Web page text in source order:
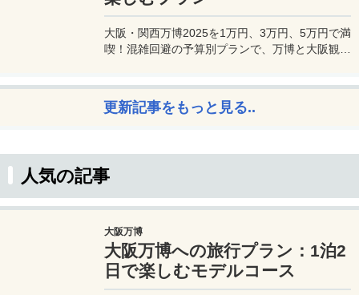
大阪・関西万博2025を1万円、3万円、5万円で満
喫！混雑回避の予算別プランで、万博と大阪観光
更新記事をもっと見る..
人気の記事
大阪万博
大阪万博への旅行プラン：1泊2
日で楽しむモデルコース